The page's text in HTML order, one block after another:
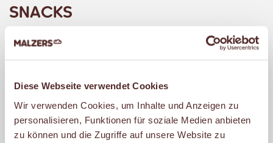
Diese Webseite verwendet Cookies
Wir verwenden Cookies, um Inhalte und Anzeigen zu
personalisieren, Funktionen für soziale Medien anbieten
zu können und die Zugriffe auf unsere Website zu
SNACKS
MALZERS Snacks sind immer ein Genuss.
Probiere eine unserer raffinierten Snack-
Kreationen oder wähle aus
verschiedensten Brötchen vom Croissant
bis zum Dinkel-Möhrenbrötchen und den
unterschiedlichsten Belägen vom Ei bis